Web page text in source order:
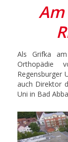
Als Grifka
Orthopädie
Regensburger
auch Direktor
Uni in Bad